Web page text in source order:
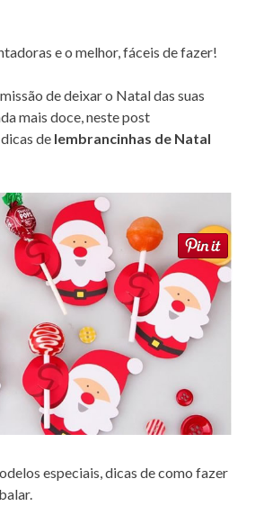
e o melhor, fáceis de fazer!
de deixar o Natal das suas
mais doce, neste post
de lembrancinhas de Natal
especiais, dicas de como fazer